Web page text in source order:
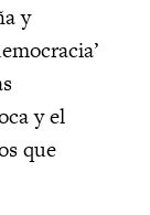
y
y el
que